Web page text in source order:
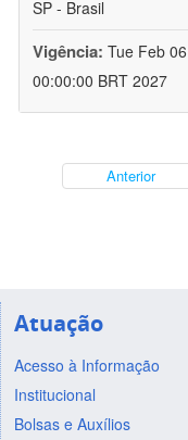
SP - Brasil
Vigência: Tue Feb
00:00:00 BRT 2027
Anterior
Atuação
Acesso à Informação
Institucional
Bolsas e Auxílios